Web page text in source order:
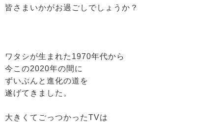
皆さまいかがお過ごしでしょうか？
ワタシが生まれた1970年代から
今この2020年の間に
ずいぶんと進化の道を
遂げてきました。
大きくてごっつかったTVは